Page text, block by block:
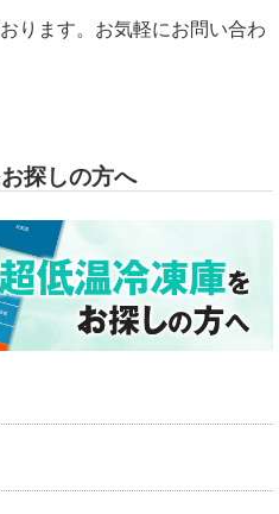
ります。お気軽にお問い合わ
探しの方へ